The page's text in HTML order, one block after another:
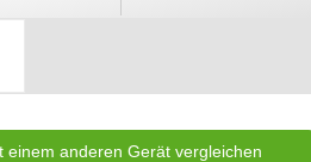
einem anderen Gerät vergleichen